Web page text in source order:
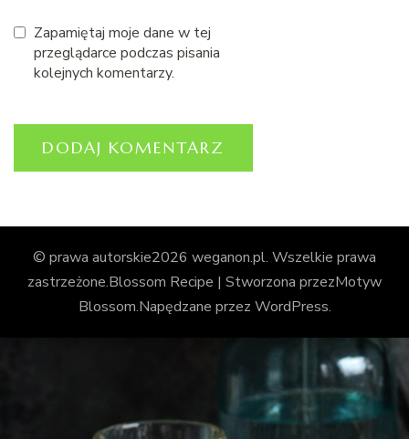
Zapamiętaj moje dane w tej
przeglądarce podczas pisania
kolejnych komentarzy.
© prawa autorskie2026 weganon.pl. Wszelkie prawa
zastrzeżone.Blossom Recipe | Stworzona przezMotyw
Blossom.Napędzane przez WordPress.